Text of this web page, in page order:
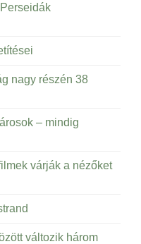
nagy részén 38
– mindig
várják a nézőket
változik három